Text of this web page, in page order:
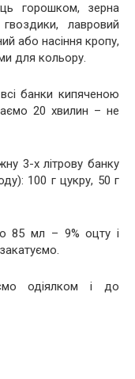
горошком, зерна
лавровий
або насіння кропу,
для кольору.
банки кипяченою
20 хвилин – не
3-х літрову банку
100 г цукру, 50 г
85 мл – 9% оцту і
одіялком і до